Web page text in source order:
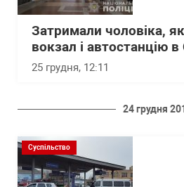
Затримали чоловіка,
вокзал і автостанцію в
25 грудня, 12:11
24 грудня
Суспільство